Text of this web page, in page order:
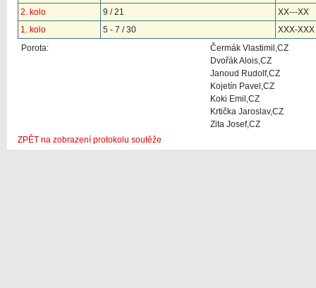
2. kolo
9 / 21
XX---XX
1. kolo
5 - 7 / 30
XXX-XXX
Porota:
Čermák Vlastimil,CZ
Dvořák Alois,CZ
Janoud Rudolf,CZ
Kojetín Pavel,CZ
Koki Emil,CZ
Krtička Jaroslav,CZ
Zita Josef,CZ
ZPĚT na zobrazení protokolu soutěže